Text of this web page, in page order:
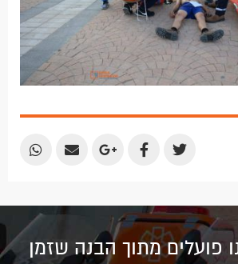
Share
Share
Share
Share
Share
פועלים מתוך הבנה שזמן